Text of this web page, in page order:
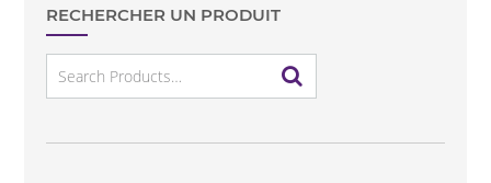
RECHERCHER UN PRODUIT
Search
for: